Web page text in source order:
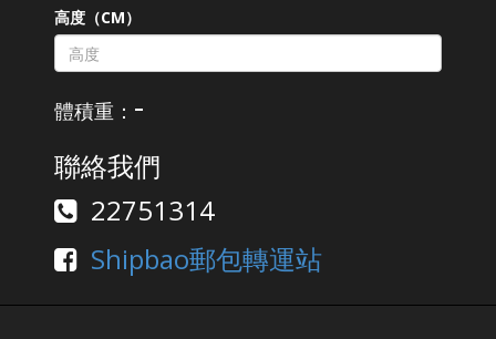
高度（CM）
體積重： -
聯絡我們
22751314
Shipbao郵包轉運站